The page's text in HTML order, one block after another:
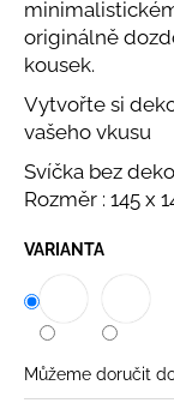
originálně
kousek.
Vytvořte si
vašeho vkusu
Svíčka bez
Rozměr : 145 x
VARIANTA
Můžeme doručit